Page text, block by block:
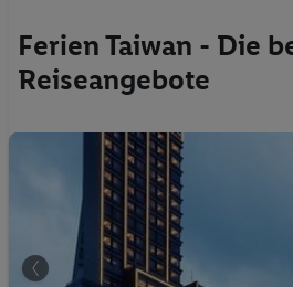
Ferien Taiwan - Die
Reiseangebote